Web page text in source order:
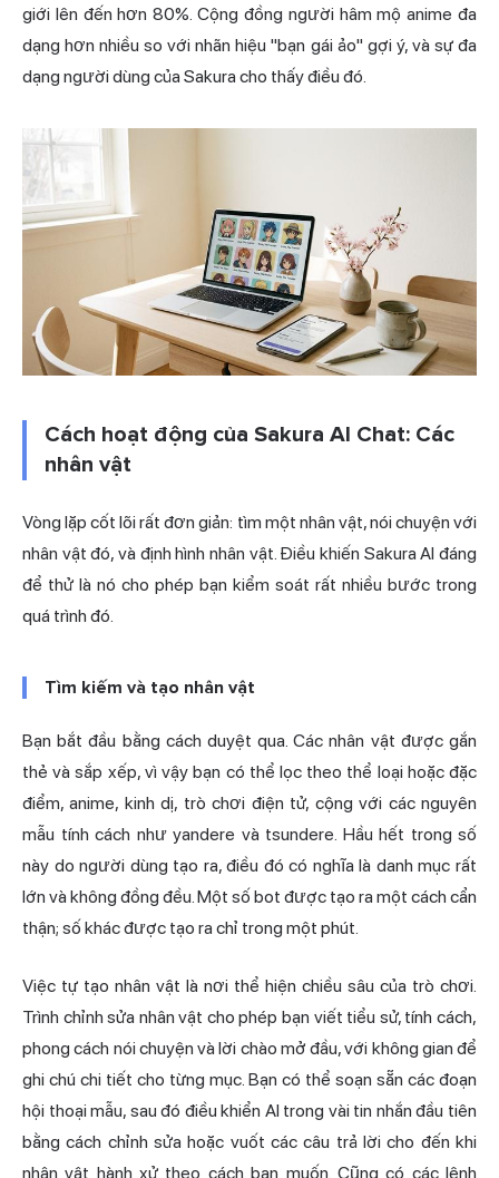
giới lên đến hơn 80%. Cộng đồng người hâm mộ anime đa
dạng hơn nhiều so với nhãn hiệu "bạn gái ảo" gợi ý, và sự đa
dạng người dùng của Sakura cho thấy điều đó.
Cách hoạt động của Sakura AI Chat: Các
nhân vật
Vòng lặp cốt lõi rất đơn giản: tìm một nhân vật, nói chuyện với
nhân vật đó, và định hình nhân vật. Điều khiến Sakura AI đáng
để thử là nó cho phép bạn kiểm soát rất nhiều bước trong
quá trình đó.
Tìm kiếm và tạo nhân vật
Bạn bắt đầu bằng cách duyệt qua. Các nhân vật được gắn
thẻ và sắp xếp, vì vậy bạn có thể lọc theo thể loại hoặc đặc
điểm, anime, kinh dị, trò chơi điện tử, cộng với các nguyên
mẫu tính cách như yandere và tsundere. Hầu hết trong số
này do người dùng tạo ra, điều đó có nghĩa là danh mục rất
lớn và không đồng đều. Một số bot được tạo ra một cách cẩn
thận; số khác được tạo ra chỉ trong một phút.
Việc tự tạo nhân vật là nơi thể hiện chiều sâu của trò chơi.
Trình chỉnh sửa nhân vật cho phép bạn viết tiểu sử, tính cách,
phong cách nói chuyện và lời chào mở đầu, với không gian để
ghi chú chi tiết cho từng mục. Bạn có thể soạn sẵn các đoạn
hội thoại mẫu, sau đó điều khiển AI trong vài tin nhắn đầu tiên
bằng cách chỉnh sửa hoặc vuốt các câu trả lời cho đến khi
nhân vật hành xử theo cách bạn muốn. Cũng có các lệnh